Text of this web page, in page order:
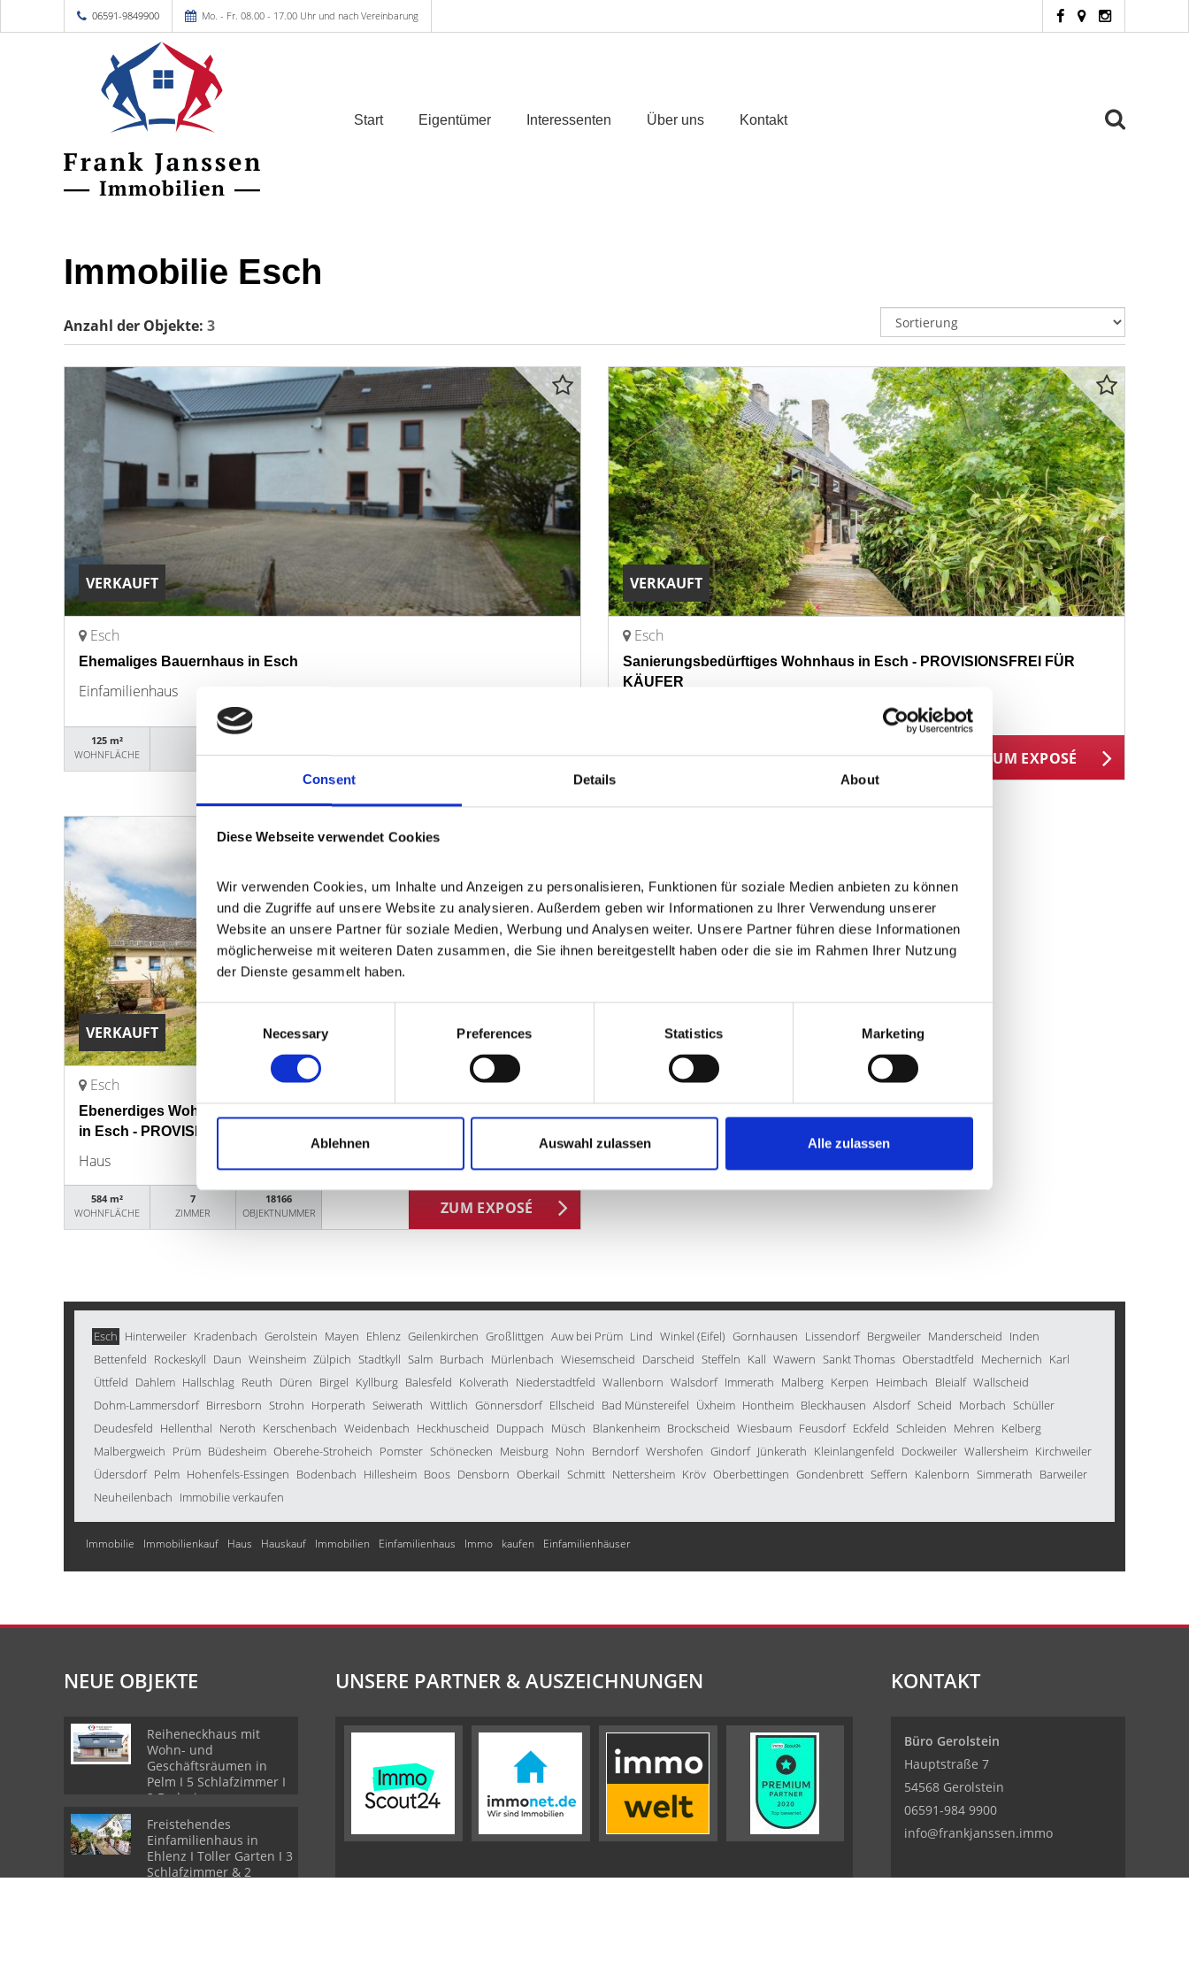
Consent Details About
Diese Webseite verwendet Cookies
Wir verwenden Cookies, um Inhalte und Anzeigen zu personalisieren, Funktionen für soziale Medien anbieten zu können
und die Zugriffe auf unsere Website zu analysieren. Außerdem geben wir Informationen zu Ihrer Verwendung unserer
Website an unsere Partner für soziale Medien, Werbung und Analysen weiter. Unsere Partner führen diese Informationen
möglicherweise mit weiteren Daten zusammen, die Sie ihnen bereitgestellt haben oder die sie im Rahmen Ihrer Nutzung
der Dienste gesammelt haben.
Consent
Selection
Necessary Preferences Statistics Marketing
Ablehnen Auswahl zulassen Alle zulassen
06591-9849900 Mo. - Fr. 08.00 - 17.00 Uhr und nach Vereinbarung
Start Eigentümer Interessenten Über uns Kontakt
Immobilie Esch
Anzahl der Objekte: 3
VERKAUFT
Esch
Ehemaliges Bauernhaus in Esch
Einfamilienhaus
125 m²
WOHNFLÄCHE
OBJEKTNUMMER
VERKAUFT
Esch
Sanierungsbedürftiges Wohnhaus in Esch - PROVISIONSFREI FÜR
KÄUFER
ZUM EXPOSÉ
VERKAUFT
Esch
Ebenerdiges Wohnen in besonderer Immobilie mit grossem Grundstück
in Esch - PROVISIONSFREI
Haus
584 m²
WOHNFLÄCHE
7
ZIMMER
18166
OBJEKTNUMMER
ZUM EXPOSÉ
Esch Hinterweiler Kradenbach Gerolstein Mayen Ehlenz Geilenkirchen Großlittgen Auw bei Prüm Lind Winkel (Eifel) Gornhausen Lissendorf Bergweiler Manderscheid Inden
Bettenfeld Rockeskyll Daun Weinsheim Zülpich Stadtkyll Salm Burbach Mürlenbach Wiesemscheid Darscheid Steffeln Kall Wawern Sankt Thomas Oberstadtfeld Mechernich Karl
Üttfeld Dahlem Hallschlag Reuth Düren Birgel Kyllburg Balesfeld Kolverath Niederstadtfeld Wallenborn Walsdorf Immerath Malberg Kerpen Heimbach Bleialf Wallscheid
Dohm-Lammersdorf Birresborn Strohn Horperath Seiwerath Wittlich Gönnersdorf Ellscheid Bad Münstereifel Üxheim Hontheim Bleckhausen Alsdorf Scheid Morbach Schüller
Deudesfeld Hellenthal Neroth Kerschenbach Weidenbach Heckhuscheid Duppach Müsch Blankenheim Brockscheid Wiesbaum Feusdorf Eckfeld Schleiden Mehren Kelberg
Malbergweich Prüm Büdesheim Oberehe-Stroheich Pomster Schönecken Meisburg Nohn Berndorf Wershofen Gindorf Jünkerath Kleinlangenfeld Dockweiler Wallersheim Kirchweiler
Üdersdorf Pelm Hohenfels-Essingen Bodenbach Hillesheim Boos Densborn Oberkail Schmitt Nettersheim Kröv Oberbettingen Gondenbrett Seffern Kalenborn Simmerath Barweiler
Neuheilenbach Immobilie verkaufen
Immobilie Immobilienkauf Haus Hauskauf Immobilien Einfamilienhaus Immo kaufen Einfamilienhäuser
NEUE OBJEKTE
Reiheneckhaus mit
Wohn- und
Geschäftsräumen in
Pelm I 5 Schlafzimmer I
2 Badezimmer
Freistehendes
Einfamilienhaus in
Ehlenz I Toller Garten I 3
Schlafzimmer & 2
UNSERE PARTNER & AUSZEICHNUNGEN KONTAKT
Büro Gerolstein
Hauptstraße 7
54568 Gerolstein
06591-984 9900
info@frankjanssen.immo